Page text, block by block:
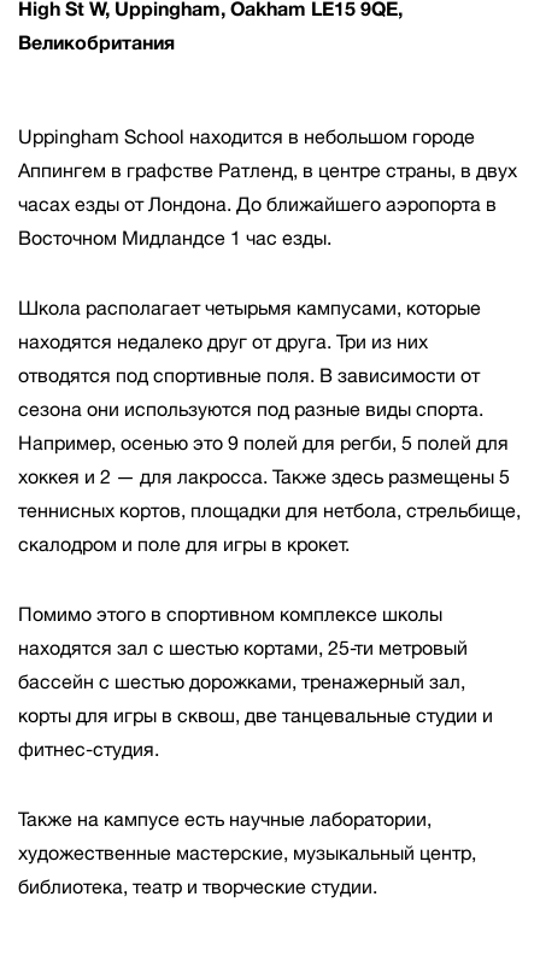
High St W, Uppingham, Oakham LE15 9QE,
Великобритания
Uppingham School находится в небольшом городе
Аппингем в графстве Ратленд, в центре страны, в двух
часах езды от Лондона. До ближайшего аэропорта в
Восточном Мидландсе 1 час езды.
Школа располагает четырьмя кампусами, которые
находятся недалеко друг от друга. Три из них
отводятся под спортивные поля. В зависимости от
сезона они используются под разные виды спорта.
Например, осенью это 9 полей для регби, 5 полей для
хоккея и 2 — для лакросса. Также здесь размещены 5
теннисных кортов, площадки для нетбола, стрельбище,
скалодром и поле для игры в крокет.
Помимо этого в спортивном комплексе школы
находятся зал с шестью кортами, 25-ти метровый
бассейн с шестью дорожками, тренажерный зал,
корты для игры в сквош, две танцевальные студии и
фитнес-студия.
Также на кампусе есть научные лаборатории,
художественные мастерские, музыкальный центр,
библиотека, театр и творческие студии.